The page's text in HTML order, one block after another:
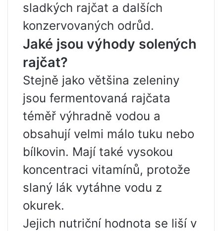
sladkých rajčat a dalších
konzervovaných odrůd.
Jaké jsou výhody solených
rajčat?
Stejně jako většina zeleniny
jsou fermentovaná rajčata
téměř výhradně vodou a
obsahují velmi málo tuku nebo
bílkovin. Mají také vysokou
koncentraci vitamínů, protože
slaný lák vytáhne vodu z
okurek.
Jejich nutriční hodnota se liší v